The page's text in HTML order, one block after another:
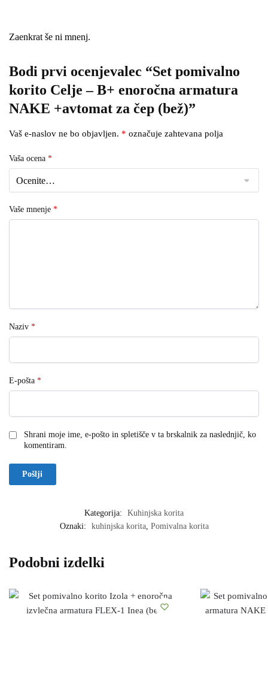
Zaenkrat še ni mnenj.
Bodi prvi ocenjevalec “Set pomivalno
korito Celje – B+ enoročna armatura
NAKE +avtomat za čep (bež)”
Vaš e-naslov ne bo objavljen. * označuje zahtevana polja
Vaša ocena *
Vaše mnenje *
Naziv *
E-pošta *
Shrani moje ime, e-pošto in spletišče v ta brskalnik za naslednjič, ko
komentiram.
Kategorija:
Kuhinjska korita
Oznaki:
kuhinjska korita, Pomivalna korita
Podobni izdelki